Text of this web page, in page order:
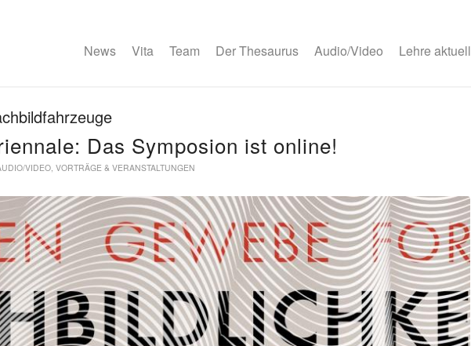
News Vita Team Der Thesaurus Audio/Video Lehre aktuell
Das Symposion ist online!
VIDEO, VORTRÄGE & VERANSTALTUNGEN